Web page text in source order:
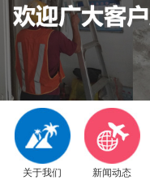
关于我们 新闻动态